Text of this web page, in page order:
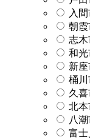
入
朝霞
志木
和光
新
桶川
久
北本
八
富